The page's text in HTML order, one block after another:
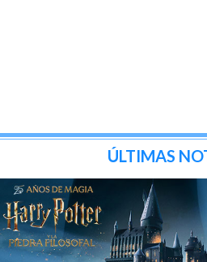
ÚLTIMAS